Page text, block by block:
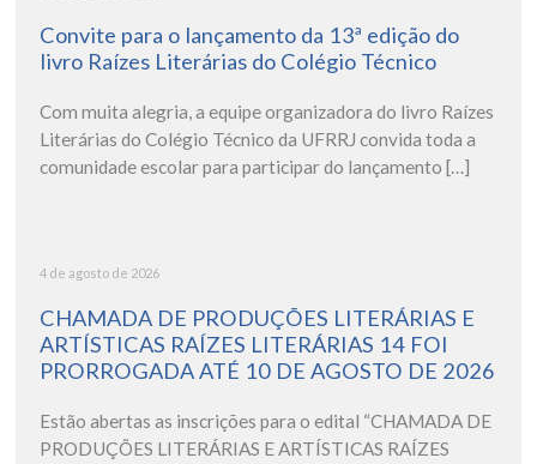
Convite para o lançamento da 13ª edição do
livro Raízes Literárias do Colégio Técnico
Com muita alegria, a equipe organizadora do livro Raízes
Literárias do Colégio Técnico da UFRRJ convida toda a
comunidade escolar para participar do lançamento […]
4 de agosto de 2026
CHAMADA DE PRODUÇÕES LITERÁRIAS E
ARTÍSTICAS RAÍZES LITERÁRIAS 14 FOI
PRORROGADA ATÉ 10 DE AGOSTO DE 2026
Estão abertas as inscrições para o edital “CHAMADA DE
PRODUÇÕES LITERÁRIAS E ARTÍSTICAS RAÍZES